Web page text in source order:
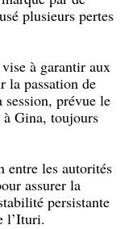
plusieurs pertes
à garantir aux
la passation de
session, prévue le
Gina, toujours
les autorités
assurer la
persistante
l’Ituri.